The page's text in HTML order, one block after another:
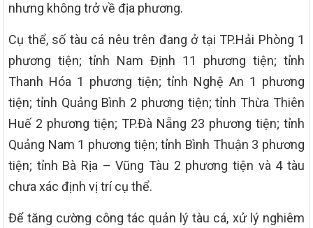
nhưng không trở về địa phương.
Cụ thể, số tàu cá nêu trên đang ở tại TP.Hải Phòng 1
phương tiện; tỉnh Nam Định 11 phương tiện; tỉnh
Thanh Hóa 1 phương tiện; tỉnh Nghệ An 1 phương
tiện; tỉnh Quảng Bình 2 phương tiện; tỉnh Thừa Thiên
Huế 2 phương tiện; TP.Đà Nẵng 23 phương tiện; tỉnh
Quảng Nam 1 phương tiện; tỉnh Bình Thuận 3 phương
tiện; tỉnh Bà Rịa – Vũng Tàu 2 phương tiện và 4 tàu
chưa xác định vị trí cụ thể.
Để tăng cường công tác quản lý tàu cá, xử lý nghiêm